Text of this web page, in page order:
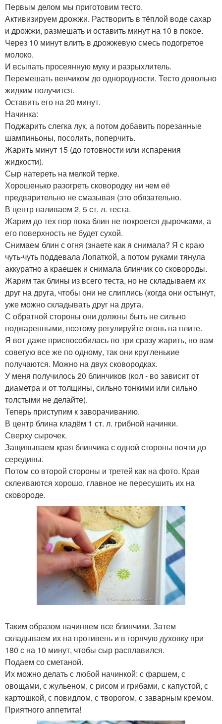
Первым делом мы приготовим тесто.
Активизируем дрожжи. Растворить в тёплой воде сахар
и дрожжи, размешать и оставить минут на 10 в покое.
Через 10 минут влить в дрожжевую смесь подогретое
молоко.
И всыпать просеянную муку и разрыхлитель.
Перемешать венчиком до однородности. Тесто довольно
жидким получится.
Оставить его на 20 минут.
Начинка:
Поджарить слегка лук, а потом добавить порезанные
шампиньоны, посолить, поперчить.
Жарить минут 15 (до готовности или испарения
жидкости).
Сыр натереть на мелкой терке.
Хорошенько разогреть сковородку ни чем её
предварительно не смазывая (это обязательно.
В центр наливаем 2, 5 ст. л. теста.
Жарим до тех пор пока блин не покроется дырочками, а
его поверхность не будет сухой.
Снимаем блин с огня (знаете как я снимала? Я с краю
чуть-чуть поддевала Лопаткой, а потом руками тянула
аккуратно а краешек и снимала блинчик со сковороды.
Жарим так блины из всего теста, но не складываем их
друг на друга, чтобы они не слиплись (когда они остынут,
уже можно складывать друг на друга.
С обратной стороны они должны быть не сильно
поджаренными, поэтому регулируйте огонь на плите.
Я вот даже приспособилась по три сразу жарить, но вам
советую все же по одному, так они кругленькие
получаются. Можно на двух сковородках.
У меня получилось 20 блинчиков (кол - во зависит от
диаметра и от толщины, сильно тонкими или сильно
толстыми не делайте).
Теперь приступим к заворачиванию.
В центр блина кладём 1 ст. л. грибной начинки.
Сверху сырочек.
Защипываем края блинчика с одной стороны почти до
середины.
Потом со второй стороны и третей как на фото. Края
склеиваются хорошо, главное не пересушить их на
сковороде.
Таким образом начиняем все блинчики. Затем
складываем их на противень и в горячую духовку при
180 с на 10 минут, чтобы сыр расплавился.
Подаем со сметаной.
Их можно делать с любой начинкой: с фаршем, с
овощами, с жульеном, с рисом и грибами, с капустой, с
картошкой, с повидлом, с творогом, с заварным кремом.
Приятного аппетита!